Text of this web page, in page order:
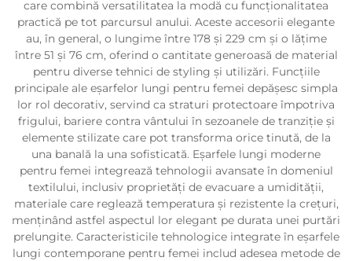
care combină versatilitatea la modă cu funcționalitatea
practică pe tot parcursul anului. Aceste accesorii elegante
au, în general, o lungime între 178 și 229 cm și o lățime
între 51 și 76 cm, oferind o cantitate generoasă de material
pentru diverse tehnici de styling și utilizări. Funcțiile
principale ale eșarfelor lungi pentru femei depășesc simpla
lor rol decorativ, servind ca straturi protectoare împotriva
frigului, bariere contra vântului în sezoanele de tranziție și
elemente stilizate care pot transforma orice tinută, de la
una banală la una sofisticată. Eșarfele lungi moderne
pentru femei integrează tehnologii avansate în domeniul
textilului, inclusiv proprietăți de evacuare a umidității,
materiale care reglează temperatura și rezistente la crețuri,
menținând astfel aspectul lor elegant pe durata unei purtări
prelungite. Caracteristicile tehnologice integrate în eșarfele
lungi contemporane pentru femei includ adesea metode de